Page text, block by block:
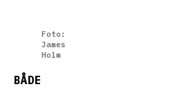
Foto:
James
Holm
BÅDE